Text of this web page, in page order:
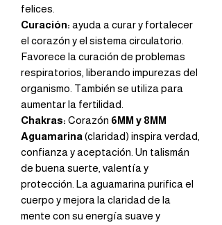
felices.
Curación: ayuda a curar y fortalecer
el corazón y el sistema circulatorio.
Favorece la curación de problemas
respiratorios, liberando impurezas del
organismo. También se utiliza para
aumentar la fertilidad.
Chakras: Corazón 6MM y 8MM
Aguamarina (claridad) inspira verdad,
confianza y aceptación. Un talismán
de buena suerte, valentía y
protección. La aguamarina purifica el
cuerpo y mejora la claridad de la
mente con su energía suave y